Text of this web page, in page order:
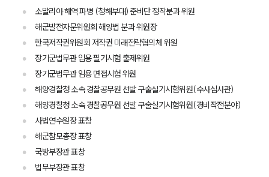
소말리아 해역 파병 (청해부대) 준비단 정작분과 위원
해군발전자문위원회 해양법 분과 위원장
한국저작권위원회 저작권 미래전략협의체 위원
장기군법무관 임용 필기시험 출제위원
장기군법무관 임용 면접시험 위원
해양경찰청 소속 경찰공무원 선발 구술실기시험위원(수사심사관)
해양경찰청 소속 경찰공무원 선발 구술실기시험위원(경비작전분야)
사법연수원장 표창
해군참모총장 표창
국방부장관 표창
법무부장관 표창